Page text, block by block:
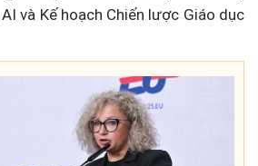
và Kế hoạch Chiến lược Giáo dục